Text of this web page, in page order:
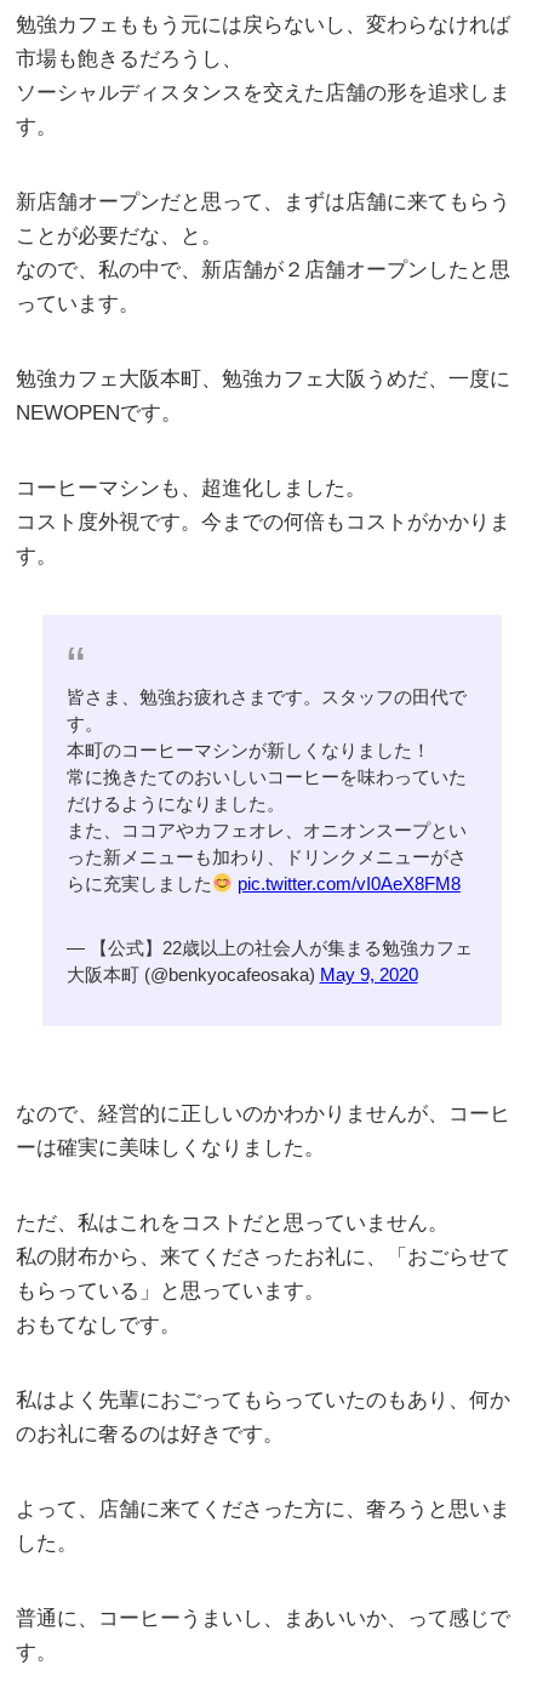
勉強カフェももう元には戻らないし、変わらなければ
市場も飽きるだろうし、
ソーシャルディスタンスを交えた店舗の形を追求しま
す。
新店舗オープンだと思って、まずは店舗に来てもらう
ことが必要だな、と。
なので、私の中で、新店舗が２店舗オープンしたと思
っています。
勉強カフェ大阪本町、勉強カフェ大阪うめだ、一度に
NEWOPENです。
コーヒーマシンも、超進化しました。
コスト度外視です。今までの何倍もコストがかかりま
す。
皆さま、勉強お疲れさまです。スタッフの田代で
す。
本町のコーヒーマシンが新しくなりました！
常に挽きたてのおいしいコーヒーを味わっていた
だけるようになりました。
また、ココアやカフェオレ、オニオンスープとい
った新メニューも加わり、ドリンクメニューがさ
らに充実しました
pic.twitter.com/vI0AeX8FM8
— 【公式】22歳以上の社会人が集まる勉強カフェ
大阪本町 (@benkyocafeosaka) May 9, 2020
なので、経営的に正しいのかわかりませんが、コーヒ
ーは確実に美味しくなりました。
ただ、私はこれをコストだと思っていません。
私の財布から、来てくださったお礼に、「おごらせて
もらっている」と思っています。
おもてなしです。
私はよく先輩におごってもらっていたのもあり、何か
のお礼に奢るのは好きです。
よって、店舗に来てくださった方に、奢ろうと思いま
した。
普通に、コーヒーうまいし、まあいいか、って感じで
す。